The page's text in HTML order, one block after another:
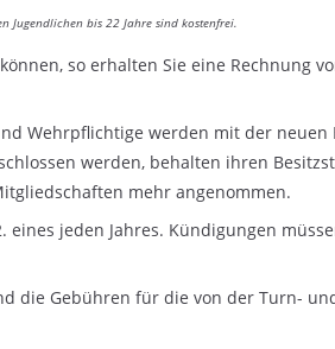
Jugendlichen bis 22 Jahre sind kostenfrei.
so erhalten Sie eine Rechnung
Wehrpflichtige werden mit der
werden, behalten ihren
mehr angenommen.
jeden Jahres. Kündigungen
die Gebühren für die von der Turn-